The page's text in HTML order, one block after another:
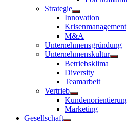
Strategie
Untermenü
anzeigen
Innovation
Krisenmanagement
M&A
Unternehmensgründung
Unternehmenskultur
Betriebsklima
Diversity
Teamarbeit
Vertrieb
Untermenü
anzeigen
Marketing
Gesellschaft